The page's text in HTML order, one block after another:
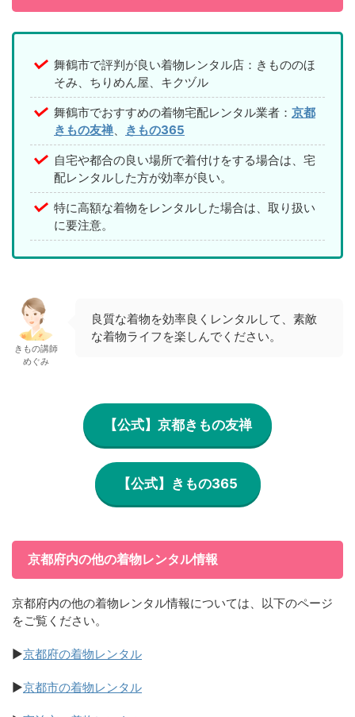
舞鶴市で評判が良い着物レンタル店：きもののほ
そみ、ちりめん屋、キクヅル
舞鶴市でおすすめの着物宅配レンタル業者： 京都
きもの友禅
きもの365
自宅や都合の良い場所で着付けをする場合は、宅
配レンタルした方が効率が良い。
特に高額な着物をレンタルした場合は、取り扱い
に要注意。
きもの講師
めぐみ
良質な着物を効率良くレンタルして、素敵
な着物ライフを楽しんでください。
【公式】京都きもの友禅
【公式】きもの365
京都府内の他の着物レンタル情報
京都府内の他の着物レンタル情報については、以下のページ
をご覧ください。
▶京都府の着物レンタル
▶京都市の着物レンタル